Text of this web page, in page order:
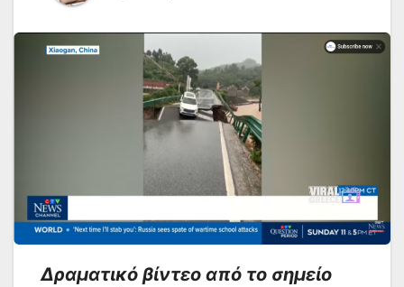
Δραματικό βίντεο από το σημείο